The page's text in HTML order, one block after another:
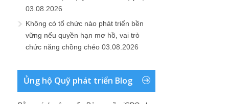
03.08.2026
Không có tổ chức nào phát triển bền
vững nếu quyền hạn mơ hồ, vai trò
chức năng chồng chéo 03.08.2026
Ủng hộ Quỹ phát triển Blog